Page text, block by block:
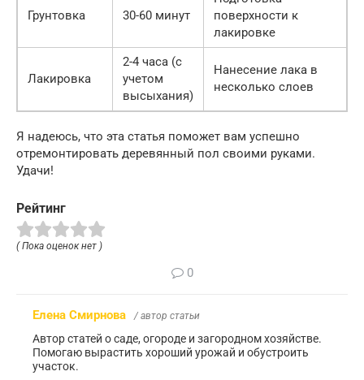
Грунтовка 30-60 минут
поверхности к
лакировке
Лакировка
2-4 часа (с
учетом
высыхания)
Нанесение лака в
несколько слоев
Я надеюсь, что эта статья поможет вам успешно
отремонтировать деревянный пол своими руками.
Удачи!
Рейтинг
( Пока оценок нет )
0
Елена Смирнова / автор статьи
Автор статей о саде, огороде и загородном хозяйстве.
Помогаю вырастить хороший урожай и обустроить
участок.